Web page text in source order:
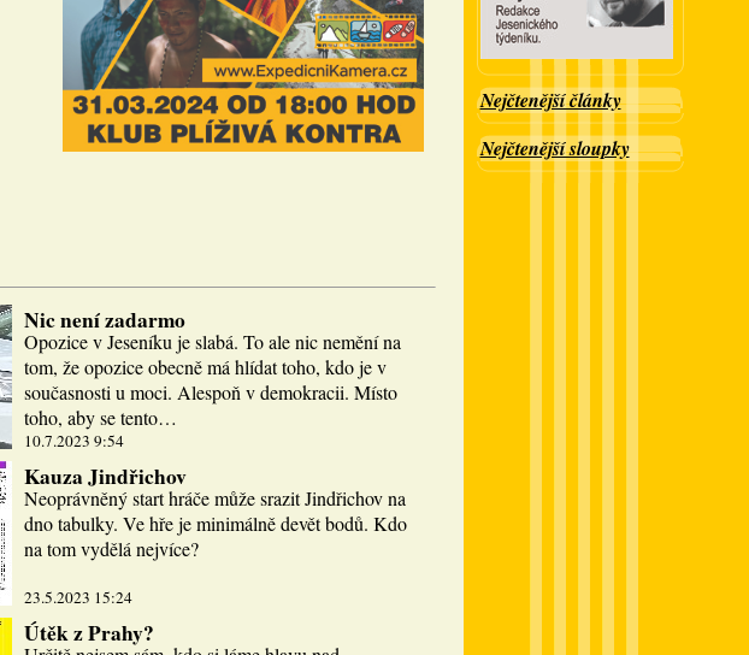
Nic není zadarmo
Opozice v Jeseníku je slabá. To ale nic nemění na
tom, že opozice obecně má hlídat toho, kdo je v
současnosti u moci. Alespoň v demokracii. Místo
toho, aby se tento…
10.7.2023 9:54
Kauza Jindřichov
Neoprávněný start hráče může srazit Jindřichov na
dno tabulky. Ve hře je minimálně devět bodů. Kdo
na tom vydělá nejvíce?
23.5.2023 15:24
Útěk z Prahy?
Nejčtenější články
Nejčtenější sloupky